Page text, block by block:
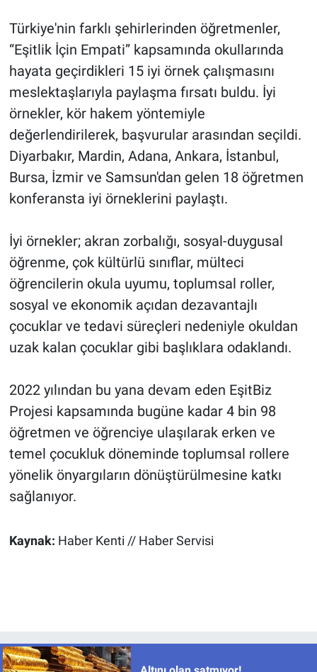
Türkiye'nin farklı şehirlerinden öğretmenler,
“Eşitlik İçin Empati” kapsamında okullarında
hayata geçirdikleri 15 iyi örnek çalışmasını
meslektaşlarıyla paylaşma fırsatı buldu. İyi
örnekler, kör hakem yöntemiyle
değerlendirilerek, başvurular arasından seçildi.
Diyarbakır, Mardin, Adana, Ankara, İstanbul,
Bursa, İzmir ve Samsun'dan gelen 18 öğretmen
konferansta iyi örneklerini paylaştı.
İyi örnekler; akran zorbalığı, sosyal-duygusal
öğrenme, çok kültürlü sınıflar, mülteci
öğrencilerin okula uyumu, toplumsal roller,
sosyal ve ekonomik açıdan dezavantajlı
çocuklar ve tedavi süreçleri nedeniyle okuldan
uzak kalan çocuklar gibi başlıklara odaklandı.
2022 yılından bu yana devam eden EşitBiz
Projesi kapsamında bugüne kadar 4 bin 98
öğretmen ve öğrenciye ulaşılarak erken ve
temel çocukluk döneminde toplumsal rollere
yönelik önyargıların dönüştürülmesine katkı
sağlanıyor.
Kaynak: Haber Kenti // Haber Servisi